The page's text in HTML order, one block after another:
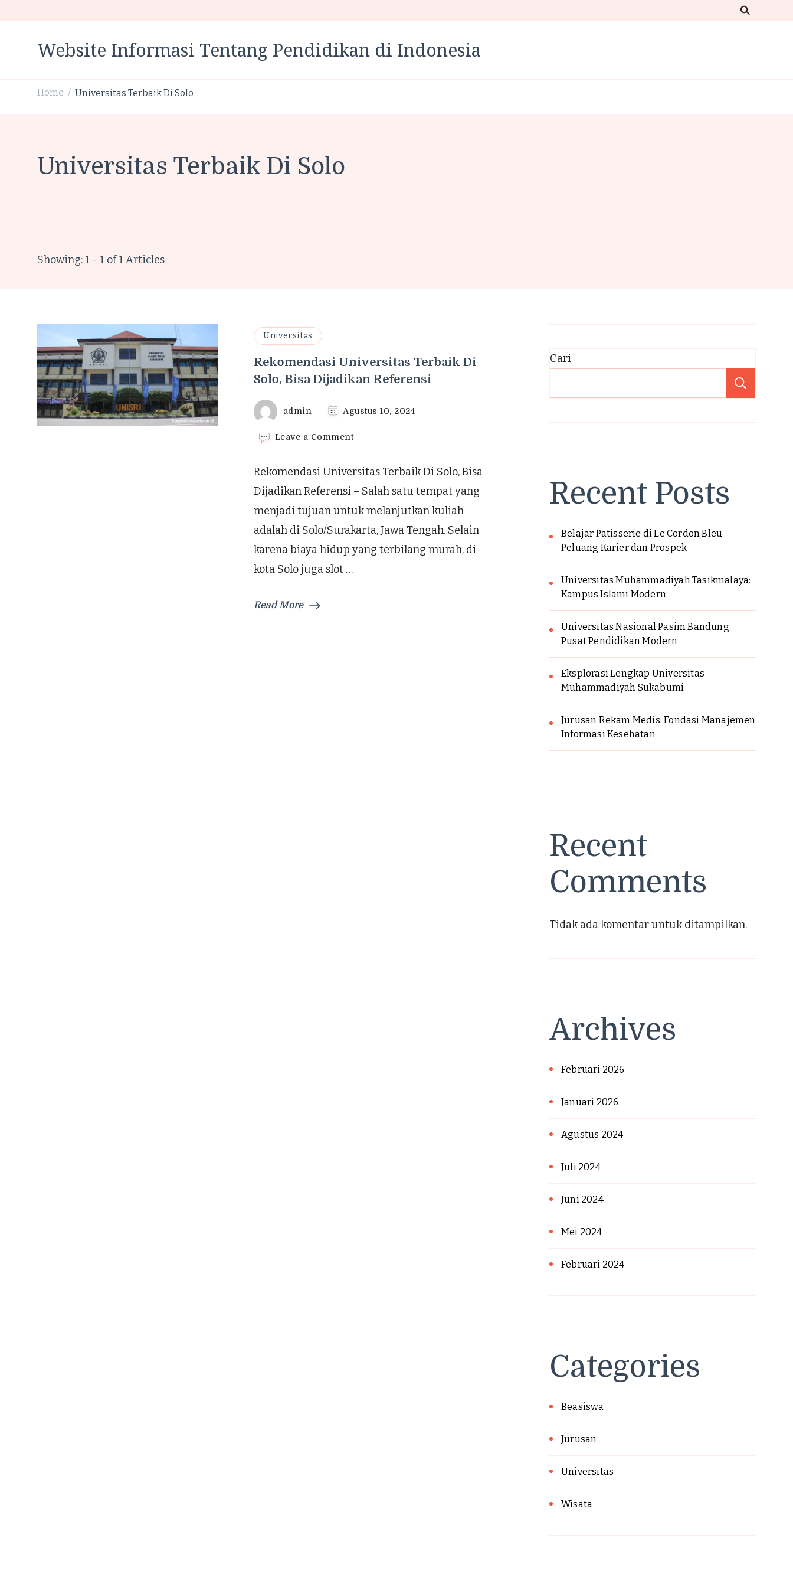
Website Informasi Tentang Pendidikan di Indonesia
Home / Universitas Terbaik Di Solo
Universitas Terbaik Di Solo
Showing: 1 - 1 of 1 Articles
Universitas
Rekomendasi Universitas Terbaik Di
Solo, Bisa Dijadikan Referensi
admin Agustus 10, 2024
Leave a Commenton
Terbaik
Di
Bisa
Referensi
Rekomendasi Universitas Terbaik Di Solo, Bisa
Dijadikan Referensi – Salah satu tempat yang
menjadi tujuan untuk melanjutkan kuliah
adalah di Solo/Surakarta, Jawa Tengah. Selain
karena biaya hidup yang terbilang murah, di
kota Solo juga slot …
Read More
Cari
Recent Posts
Belajar Patisserie di Le Cordon Bleu
Peluang Karier dan Prospek
Universitas Muhammadiyah Tasikmalaya:
Kampus Islami Modern
Universitas Nasional Pasim Bandung:
Pusat Pendidikan Modern
Eksplorasi Lengkap Universitas
Muhammadiyah Sukabumi
Jurusan Rekam Medis: Fondasi Manajemen
Informasi Kesehatan
Recent
Comments
Tidak ada komentar untuk ditampilkan.
Archives
Februari 2026
Januari 2026
Agustus 2024
Juli 2024
Juni 2024
Mei 2024
Februari 2024
Categories
Beasiswa
Jurusan
Universitas
Wisata